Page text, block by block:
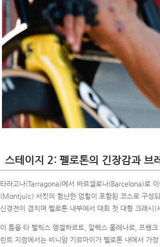
스테이지 2: 펠로톤의 긴장감과 브
타라고나(Tarragona)에서 바르셀로나(Barcelona)로
(Montjuïc) 서킷의 험난한 업힐이 포함된 코스로 구성
신경전이 겹치며 펠로톤 내부에서 대회 첫 대형 크래시
이 틈을 타 펠릭스 엥겔하르트, 알렉스 몰레나르, 프랭
린트 지점에서는 비니암 기르마이가 펠로톤 내에서 가